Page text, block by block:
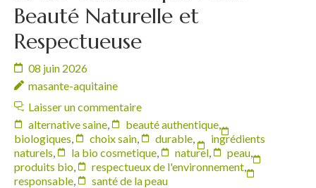
Beauté Naturelle et
Respectueuse
08 juin 2026
masante-aquitaine
Laisser un commentaire
alternative saine
beauté authentique
biologiques
choix sain durable
ingrédients
naturels
la bio cosmetique naturel peau
produits bio
respectueux de l'environnement
responsable
santé de la peau